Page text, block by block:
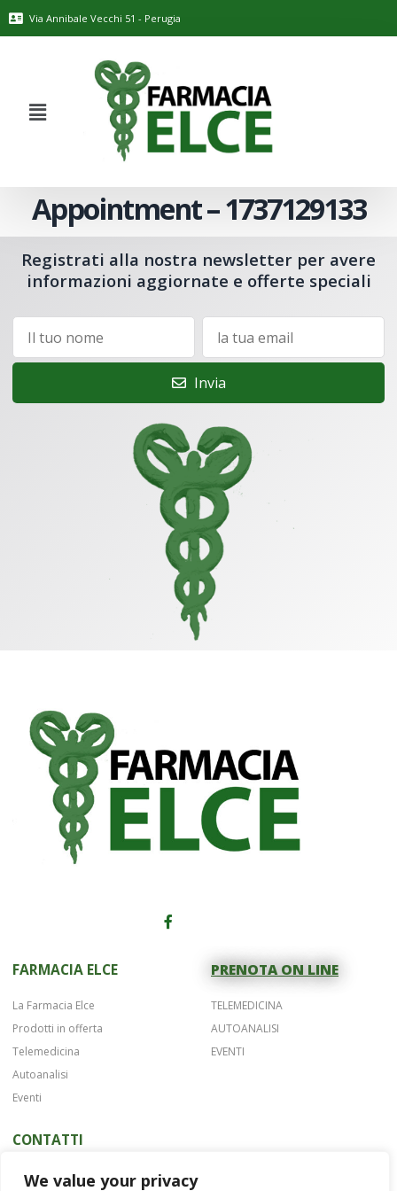
We value your privacy
Via Annibale Vecchi 51 - Perugia
Appointment – 1737129133
Registrati alla nostra newsletter per avere
informazioni aggiornate e offerte speciali
Invia
FARMACIA ELCE
La Farmacia Elce
Prodotti in offerta
Telemedicina
Autoanalisi
Eventi
PRENOTA ON LINE
TELEMEDICINA
AUTOANALISI
EVENTI
CONTATTI
Telefono 075 42622